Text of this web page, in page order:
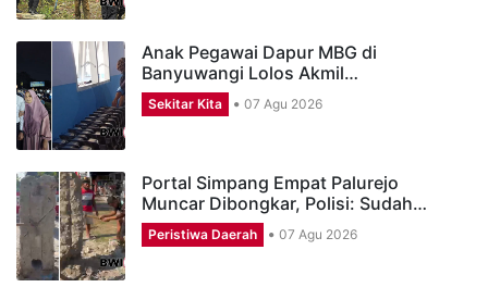
Anak Pegawai Dapur MBG di
Banyuwangi Lolos Akmil…
Sekitar Kita 07 Agu 2026
Portal Simpang Empat Palurejo
Muncar Dibongkar, Polisi: Sudah…
Peristiwa Daerah 07 Agu 2026